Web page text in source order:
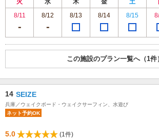
火 水 木 金 土
8/11
8/12 8/13 8/14 8/15
この施設のプラン一覧へ（1件）
14 SEIZE
兵庫／ウェイクボード・ウェイクサーフィン、水遊び
ネット予約OK
5.0
(1件)